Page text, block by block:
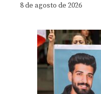
8 de agosto de 2026